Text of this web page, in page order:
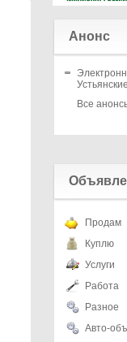
Анонс
Все
Продам
Куплю
Услуги
Работа
Разное
Авто-